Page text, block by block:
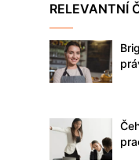
RELEVANTNÍ